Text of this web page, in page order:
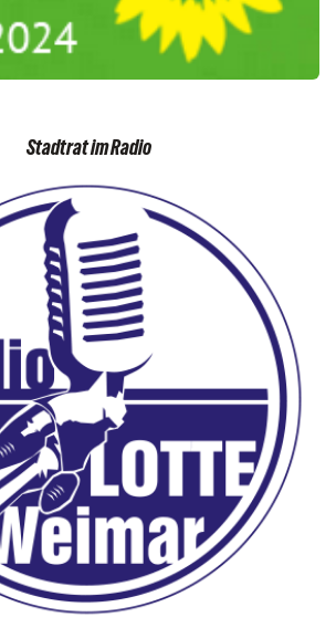
Stadtrat im Radio